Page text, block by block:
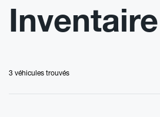
3 véhicules trouvés